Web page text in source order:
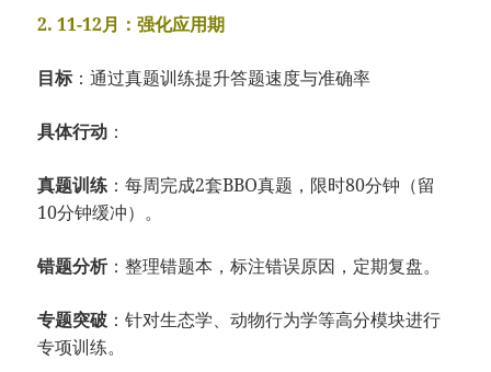
2. 11-12月：强化应用期
目标：通过真题训练提升答题速度与准确率
具体行动 ：
真题训练 ：每周完成2套BBO真题，限时80分钟（留
10分钟缓冲）。
错题分析：整理错题本，标注错误原因，定期复盘。
专题突破 ：针对生态学、动物行为学等高分模块进行
专项训练。